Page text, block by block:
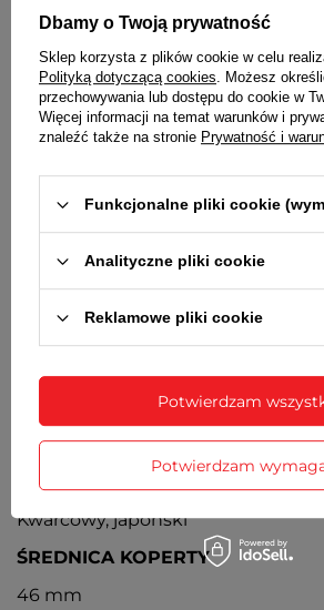
Stalowy, z czytelnymi
TARCZA
Kolor niebieski
BRANSOLETA
Stalowa nierdzewna, zapięcie
KORONKA
Zakręcana koronka zwiększa
zegarka
DEKIELEK
Zakręcany dekielek zwiększający
BATERIA
Orientacyjny czas działania
konieczności wymiany baterii - 3
MECHANIZM
Kwarcowy, japoński
ŚREDNICA KOPERTY
46 mm
Dbamy o Twoją prywatność
Sklep korzysta z plików cookie w celu
Polityką dotyczącą cookies. Możesz
przechowywania lub dostępu do cookie w
Więcej informacji na temat warunków i
znaleźć także na stronie Prywatność i
Funkcjonalne pliki cookie
Analityczne pliki cookie
Reklamowe pliki cookie
Potwierdzam
Potwierdzam